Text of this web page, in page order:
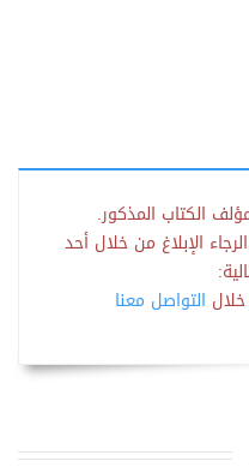
الكتاب المذكور.
الإبلاغ من خلال أحد
التواصل معنا